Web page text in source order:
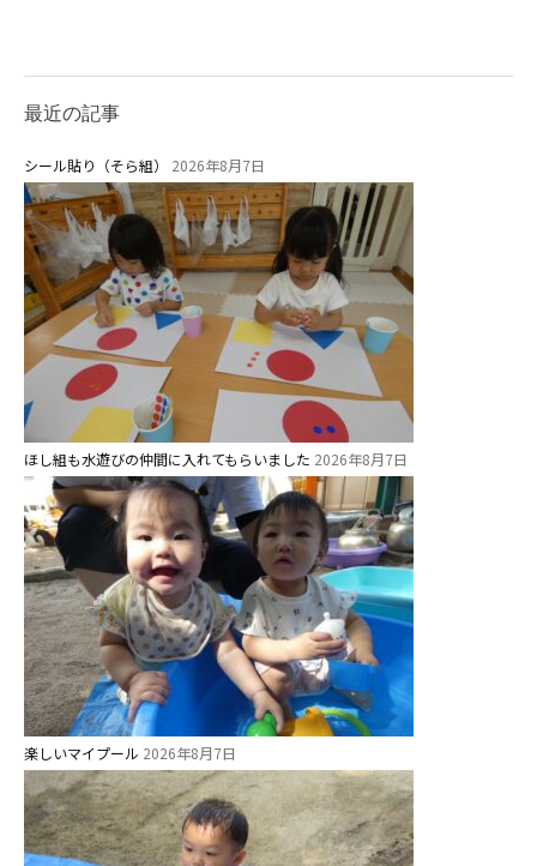
最近の記事
シール貼り（そら組） 2026年8月7日
ほし組も水遊びの仲間に入れてもらいました 2026年8月7日
楽しいマイプール 2026年8月7日